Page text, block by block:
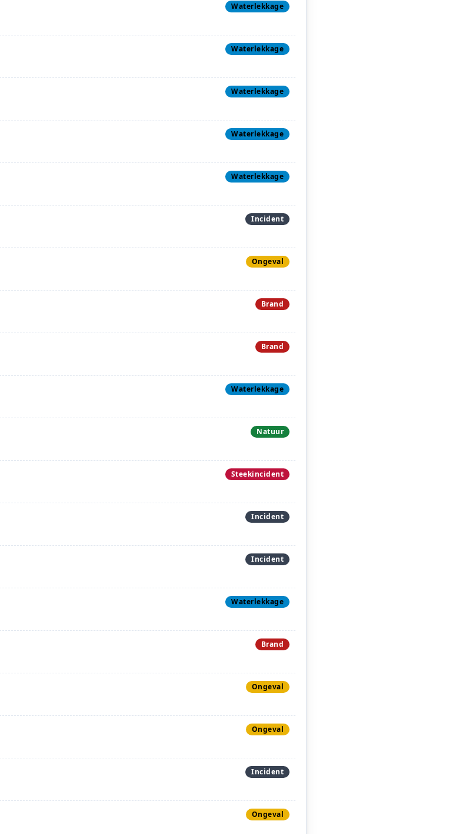
Waterlekkage
Waterlekkage
Waterlekkage
Waterlekkage
Waterlekkage
Incident
Ongeval
Brand
Brand
Waterlekkage
Natuur
Steekincident
Incident
Incident
Waterlekkage
Brand
Ongeval
Ongeval
Incident
Ongeval